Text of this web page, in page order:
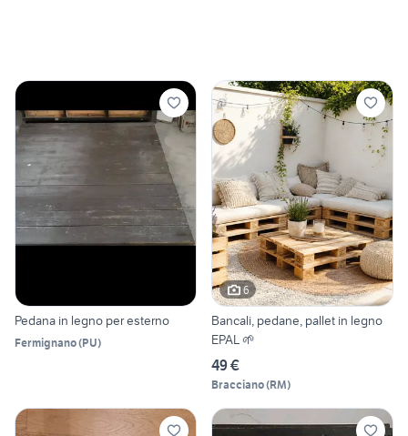
Pedana in legno per esterno
Fermignano(PU)
6
Bancali, pedane, pallet in legno
EPAL 🌱
49 €
Bracciano(RM)